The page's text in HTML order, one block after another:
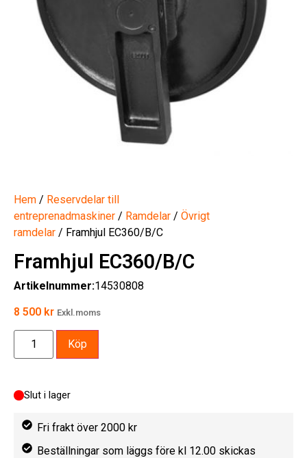
Hem / Reservdelar till
entreprenadmaskiner / Ramdelar / Övrigt
ramdelar / Framhjul EC360/B/C
Framhjul EC360/B/C
Artikelnummer:14530808
8 500 kr Exkl.moms
Slut i lager
Köp
Fri frakt över 2000 kr
Beställningar som läggs före kl 12.00 skickas